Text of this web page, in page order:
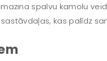
spalvu kamolu
kas palīdz